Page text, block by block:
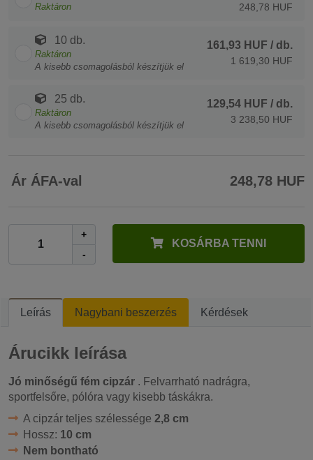
Raktáron 248,78 HUF
10 db.
Raktáron
A kisebb csomagolásból készítjük el
161,93 HUF / db.
1 619,30 HUF
25 db.
Raktáron
A kisebb csomagolásból készítjük el
129,54 HUF / db.
3 238,50 HUF
Ár ÁFA-val 248,78 HUF
+
-
KOSÁRBA TENNI
Leírás Nagybani beszerzés Kérdések
Árucikk leírása
Jó minőségű fém cipzár . Felvarrható nadrágra,
sportfelsőre, pólóra vagy kisebb táskákra.
A cipzár teljes szélessége 2,8 cm
Hossz: 10 cm
Nem bontható